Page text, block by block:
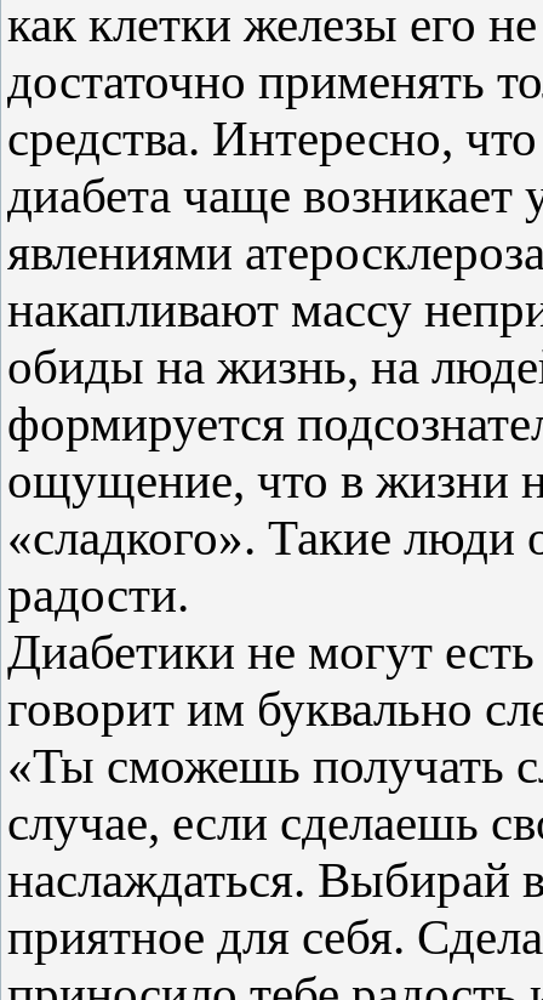
как клетки железы его
достаточно применять
средства. Интересно,
диабета чаще
явлениями
накапливают массу
обиды на жизнь, на
формируется
ощущение, что в жизни
«сладкого». Такие
радости.
Диабетики не могут
говорит им буквально
«Ты сможешь получать
случае, если сделаешь
наслаждаться. Выбирай
приятное для себя.